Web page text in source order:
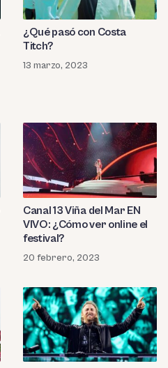
¿Qué pasó con Costa
Titch?
13 marzo, 2023
Canal 13 Viña del Mar EN
VIVO: ¿Cómo ver online el
festival?
20 febrero, 2023